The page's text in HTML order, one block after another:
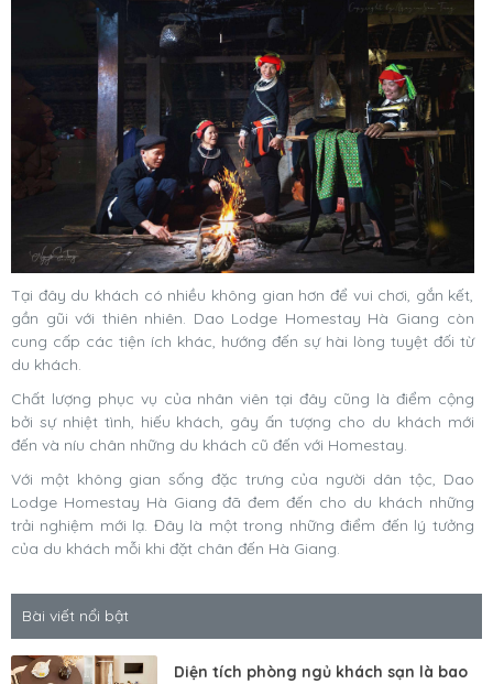
Tại đây du khách có nhiều không gian hơn để vui chơi, gắn kết,
gần gũi với thiên nhiên. Dao Lodge Homestay Hà Giang còn
cung cấp các tiện ích khác, hướng đến sự hài lòng tuyệt đối từ
du khách.
Chất lượng phục vụ của nhân viên tại đây cũng là điểm cộng
bởi sự nhiệt tình, hiếu khách, gây ấn tượng cho du khách mới
đến và níu chân những du khách cũ đến với Homestay.
Với một không gian sống đặc trưng của người dân tộc, Dao
Lodge Homestay Hà Giang đã đem đến cho du khách những
trải nghiệm mới lạ. Đây là một trong những điểm đến lý tưởng
của du khách mỗi khi đặt chân đến Hà Giang.
Bài viết nổi bật
Diện tích phòng ngủ khách sạn là bao